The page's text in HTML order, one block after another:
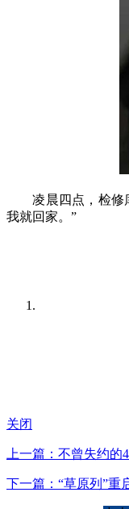
凌晨四点，检修库
我就回家。”
关闭
上一篇：不曾失约的
下一篇：“草原列”重